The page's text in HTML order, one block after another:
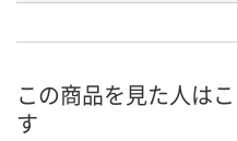
この商品を見た人は
す